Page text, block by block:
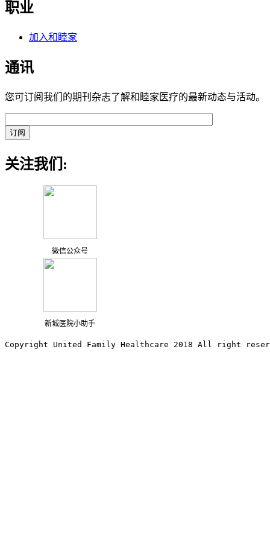
职业
加入和睦家
通讯
您可订阅我们的期刊杂志了解和睦家医疗的最新动态与活动。
关注我们:
微信公众号
新城医院小助手
Copyright United Family Healthcare 2018 All right